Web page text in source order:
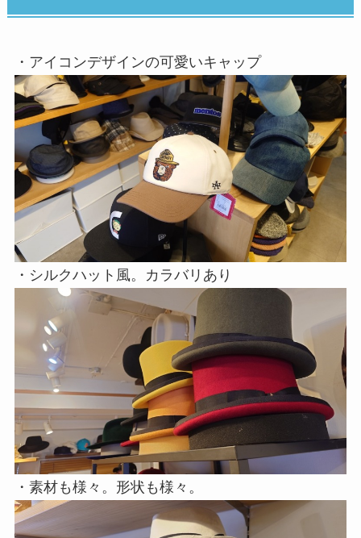
・アイコンデザインの可愛いキャップ
・シルクハット風。カラバリあり
・素材も様々。形状も様々。